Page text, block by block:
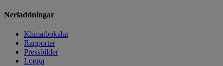
Nerladdningar
Klimatbokslut
Rapporter
Pressbilder
Logga